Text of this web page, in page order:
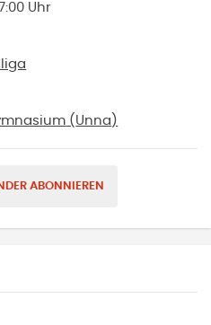
Uhr
( Unna )
ABONNIEREN